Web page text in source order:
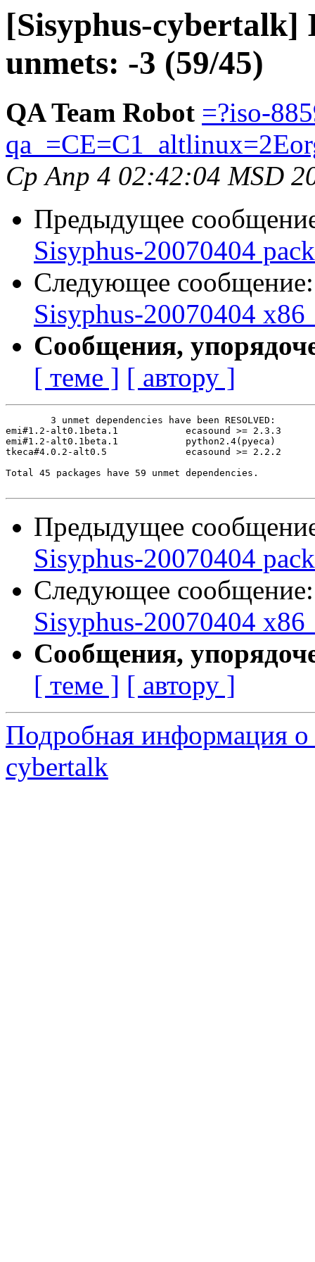
[Sisyphus-cybertalk]
unmets: -3 (59/45)
QA Team Robot =?iso-
Ср Апр 4 02:42:04 MSD
Предыдущее
Sisyphus-20070404
Следующее
Sisyphus-20070404
Сообщения,
[ теме ] [ автору ]
emi#1.2-alt0.1beta.1    	ecasound >= 2.3.3
emi#1.2-alt0.1beta.1    	python2.4(pyeca)
tkeca#4.0.2-alt0.5      	ecasound >= 2.2.2
Total 45 packages have 59 unmet dependencies.
Предыдущее
Sisyphus-20070404
Следующее
Sisyphus-20070404
Сообщения,
[ теме ] [ автору ]
Подробная информация о
cybertalk